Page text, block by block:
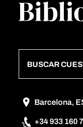
BUSCAR
Barcelona,
+34 933 160